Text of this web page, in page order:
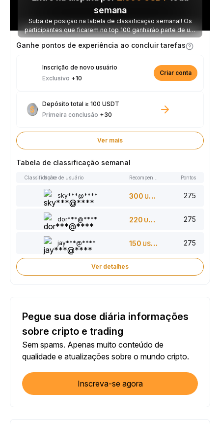
semana
Suba de posição na tabela de classificação semanal! Os
participantes que ficarem no top 100 ganharão parte de um
prêmio de 2.500 USDT toda semana.
Ganhe pontos de experiência ao concluir tarefas
Inscrição de novo usuário
Exclusivo +10
Criar conta
Depósito total ≥ 100 USDT
Primeira conclusão +30
Ver mais
Tabela de classificação semanal
ClassificaçãoNome de usuário Pontos
sky***@**** 300 USDT 275
dor***@**** 220 USDT 275
jay***@**** 150 USDT 275
Ver detalhes
Pegue sua dose diária informações
sobre cripto e trading
Sem spams. Apenas muito conteúdo de
qualidade e atualizações sobre o mundo cripto.
Inscreva-se agora